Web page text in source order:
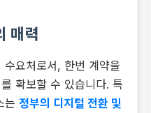
매력
요처로서, 한번 계약을
확보할 수 있습니다. 특
는정부의 디지털 전환 및